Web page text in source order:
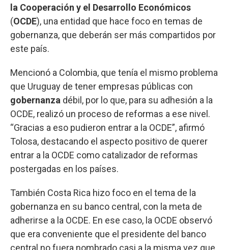
la Cooperación y el Desarrollo Económicos
(OCDE), una entidad que hace foco en temas de
gobernanza, que deberán ser más compartidos por
este país.
Mencionó a Colombia, que tenía el mismo problema
que Uruguay de tener empresas públicas con
gobernanza débil, por lo que, para su adhesión a la
OCDE, realizó un proceso de reformas a ese nivel.
“Gracias a eso pudieron entrar a la OCDE”, afirmó
Tolosa, destacando el aspecto positivo de querer
entrar a la OCDE como catalizador de reformas
postergadas en los países.
También Costa Rica hizo foco en el tema de la
gobernanza en su banco central, con la meta de
adherirse a la OCDE. En ese caso, la OCDE observó
que era conveniente que el presidente del banco
central no fuera nombrado casi a la misma vez que